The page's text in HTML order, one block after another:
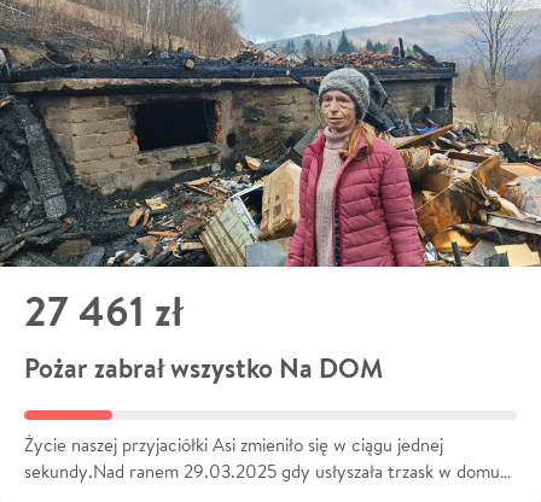
27 461 zł
Pożar zabrał wszystko Na DOM
Życie naszej przyjaciółki Asi zmieniło się w ciągu jednej
sekundy.Nad ranem 29.03.2025 gdy usłyszała trzask w domu…